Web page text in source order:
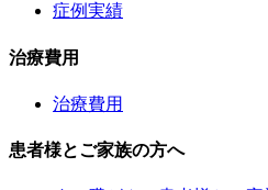
症例実績
治療費用
治療費用
患者様とご家族の方へ